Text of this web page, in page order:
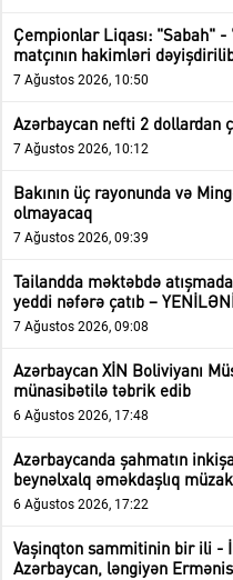
Çempionlar Liqası: "Sabah" -
matçının hakimləri
7 Ağustos 2026, 10:50
Azərbaycan nefti 2 dollardan
7 Ağustos 2026, 10:12
Bakının üç rayonunda və
olmayacaq
7 Ağustos 2026, 09:39
Tailandda məktəbdə
yeddi nəfərə çatıb –
7 Ağustos 2026, 09:08
Azərbaycan XİN Boliviyanı
münasibətilə təbrik edib
6 Ağustos 2026, 17:48
Azərbaycanda şahmatın
beynəlxalq əməkdaşlıq
6 Ağustos 2026, 17:22
Vaşinqton sammitinin bir ili -
Azərbaycan, ləngiyən